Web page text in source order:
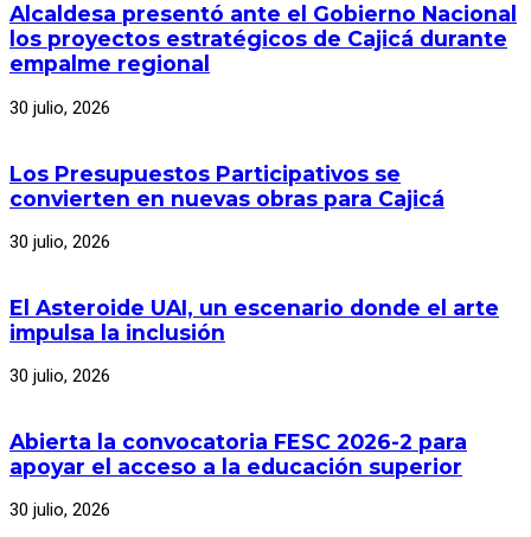
Alcaldesa presentó ante el Gobierno Nacional
los proyectos estratégicos de Cajicá durante
empalme regional
30 julio, 2026
Los Presupuestos Participativos se
convierten en nuevas obras para Cajicá
30 julio, 2026
El Asteroide UAI, un escenario donde el arte
impulsa la inclusión
30 julio, 2026
Abierta la convocatoria FESC 2026-2 para
apoyar el acceso a la educación superior
30 julio, 2026